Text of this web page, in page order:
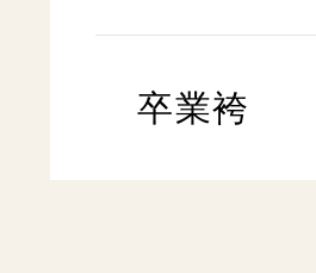
卒業袴